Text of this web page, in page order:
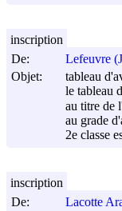
De:
Lefeuvre
Objet:
tableau
le tableau
au titre de
au grade
2e classe
inscription
De:
Lacotte
inscription